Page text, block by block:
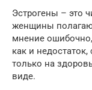
Эстрогены – это
женщины
мнение ошибочно,
как и недостаток,
только на
виде.